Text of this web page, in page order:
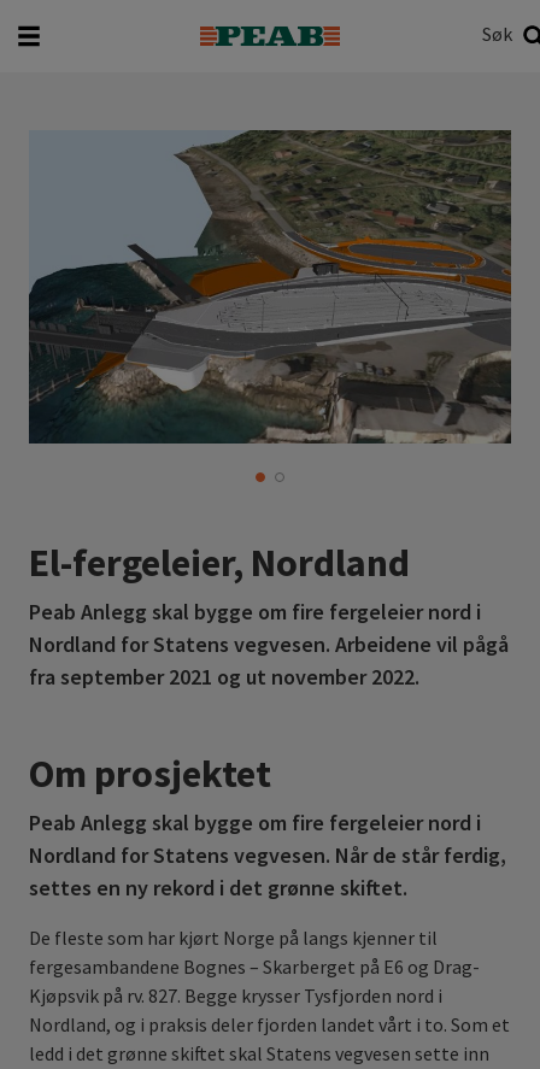
Søk
El-fergeleier, Nordland
Peab Anlegg skal bygge om fire fergeleier nord i
Nordland for Statens vegvesen. Arbeidene vil pågå
fra september 2021 og ut november 2022.
Om prosjektet
Peab Anlegg skal bygge om fire fergeleier nord i
Nordland for Statens vegvesen. Når de står ferdig,
settes en ny rekord i det grønne skiftet.
De fleste som har kjørt Norge på langs kjenner til
fergesambandene Bognes – Skarberget på E6 og Drag-
Kjøpsvik på rv. 827. Begge krysser Tysfjorden nord i
Nordland, og i praksis deler fjorden landet vårt i to. Som et
ledd i det grønne skiftet skal Statens vegvesen sette inn